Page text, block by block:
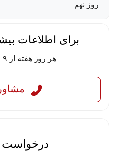
روز نهم
برای اطلاعات
هر روز هفته از ۹ صبح تا ۱۲ شب
درخواست